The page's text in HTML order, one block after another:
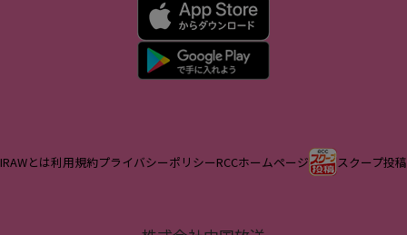
IRAWとは利用規約プライバシーポリシーRCCホームページ スクープ投稿